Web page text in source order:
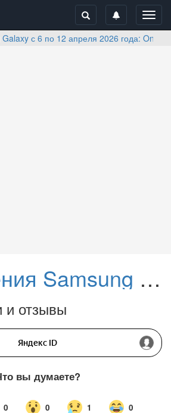
с 6 по 12 апреля 2026 года: One
Обновления Samsung Galaxy с 6 по 12 апреля 2026 года: One UI 8.5 и поддержка AirDrop, апрельский патч безопасности
и отзывы